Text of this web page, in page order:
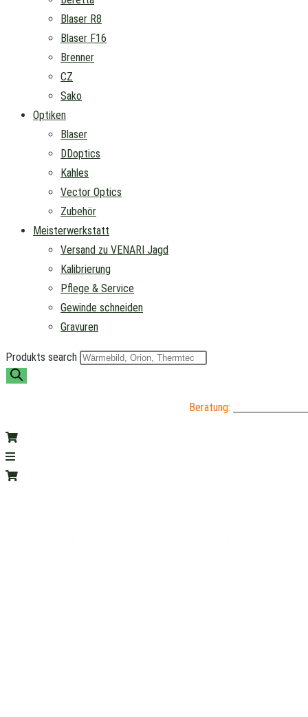
Blaser R8
Blaser F16
Brenner
CZ
Sako
Optiken
Blaser
DDoptics
Kahles
Vector Optics
Zubehör
Meisterwerkstatt
Versand zu VENARI Jagd
Kalibrierung
Pflege & Service
Gewinde schneiden
Gravuren
Produkts search
Beratung: